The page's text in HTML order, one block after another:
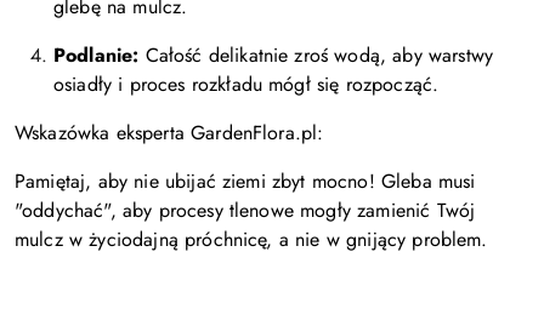
glebę na mulcz.
Podlanie: Całość delikatnie zroś wodą, aby warstwy
osiadły i proces rozkładu mógł się rozpocząć.
Wskazówka eksperta GardenFlora.pl:
Pamiętaj, aby nie ubijać ziemi zbyt mocno! Gleba musi
"oddychać", aby procesy tlenowe mogły zamienić Twój
mulcz w życiodajną próchnicę, a nie w gnijący problem.